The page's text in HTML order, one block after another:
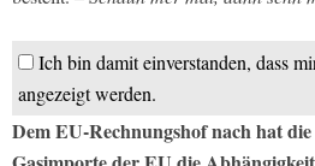
Ich bin damit einverstanden, dass
angezeigt werden.
Dem EU-Rechnungshof nach hat